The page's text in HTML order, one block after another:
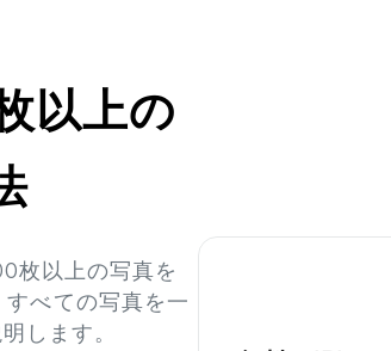
以上の
枚以上の写真を
べての写真を一
します。